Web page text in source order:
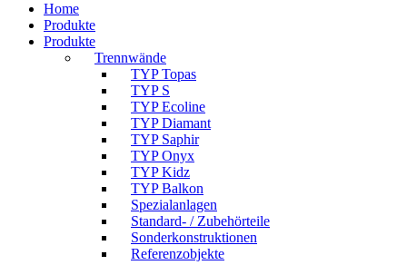
Home
Produkte
Produkte
Trennwände
TYP Topas
TYP S
TYP Ecoline
TYP Diamant
TYP Saphir
TYP Onyx
TYP Kidz
TYP Balkon
Spezialanlagen
Standard- / Zubehörteile
Sonderkonstruktionen
Referenzobjekte